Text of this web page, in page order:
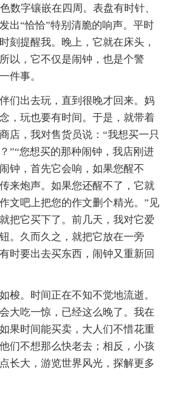
数字镶嵌在四周。表盘有时针、
出“恰恰”特别清脆的响声。平时
刻提醒我。晚上，它就在床头，
以，它不仅是闹钟，也是个警
件事。
们出去玩，直到很晚才回来。妈
，玩也要有时间。于是，就带着
店，我对售货员说：“我想买一只
”“您想买的那种闹钟，我店刚进
钟，首先它会响，如果您醒不
来炮声。如果您还醒不了，它就
文吧上把您的作文删个精光。”见
把它买下了。前几天，我对它爱
。久而久之，就把它放在一旁
时要出去买东西，闹钟又重新回
梭。时间正在不知不觉地流逝。
大吃一惊，已经这么晚了。我在
果时间能买卖，大人们不惜花重
们不想那么快老去；相反，小孩
长大，游览世界风光，探解更多